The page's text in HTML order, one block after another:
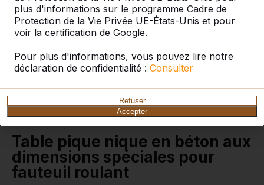
plus d'informations sur le programme Cadre de
Protection de la Vie Privée UE-États-Unis et pour
voir la certification de Google.
Pour plus d'informations, vous pouvez lire notre
déclaration de confidentialité : Consulter
Refuser
Accepter
anthracite, accessible
aux fauteuils roulants
Quelle merveilleuse table de pique-nique en béton
anthracite qui offre aussi de la place pour un fauteuil
et surélevé, une personne en fauteuil roulant n’a pas
à rester assise à côté de la table, mais peut
simplement prendre place en bout de table.
Table pique nique en béton aux
dimensions spéciales pour
fauteuil roulant